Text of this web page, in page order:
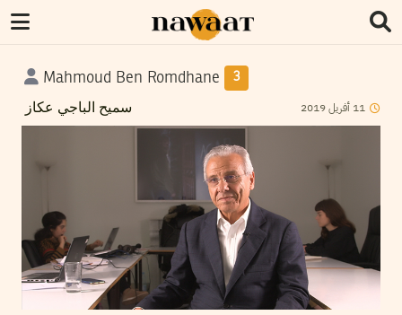
Mahmoud Ben Romdhane 3
سميح الباجي عكاز 11 أفريل2019